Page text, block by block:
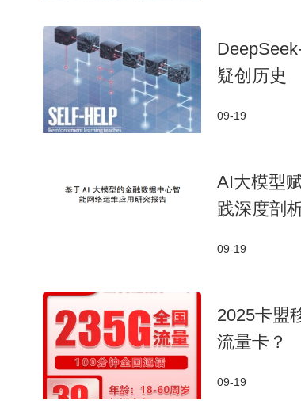
疑创历史
09-19
AI大模型
践深度剖
09-19
2025卡盟
流量卡？
09-19